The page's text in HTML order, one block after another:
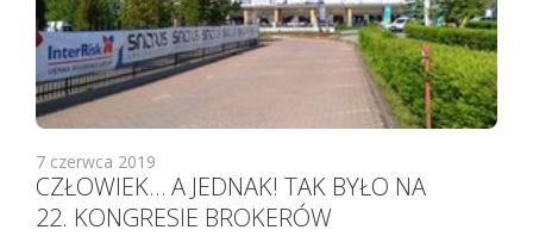
7 czerwca 2019
CZŁOWIEK… A JEDNAK! TAK BYŁO NA
22. KONGRESIE BROKERÓW